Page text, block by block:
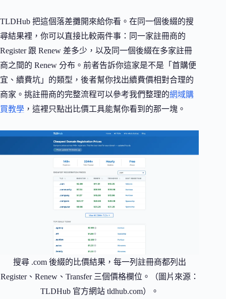
TLDHub 把這個落差攤開來給你看。在同一個後綴的搜
尋結果裡，你可以直接比較兩件事：同一家註冊商的
Register 跟 Renew 差多少，以及同一個後綴在多家註冊
商之間的 Renew 分布。前者告訴你這家是不是「首購便
宜、續費坑」的類型，後者幫你找出續費價相對合理的
商家。挑註冊商的完整流程可以參考我們整理的網域購
買教學 ，這裡只點出比價工具能幫你看到的那一塊。
搜尋 .com 後綴的比價結果，每一列註冊商都列出
Register、Renew、Transfer 三個價格欄位。（圖片來源：
TLDHub 官方網站 tldhub.com）。